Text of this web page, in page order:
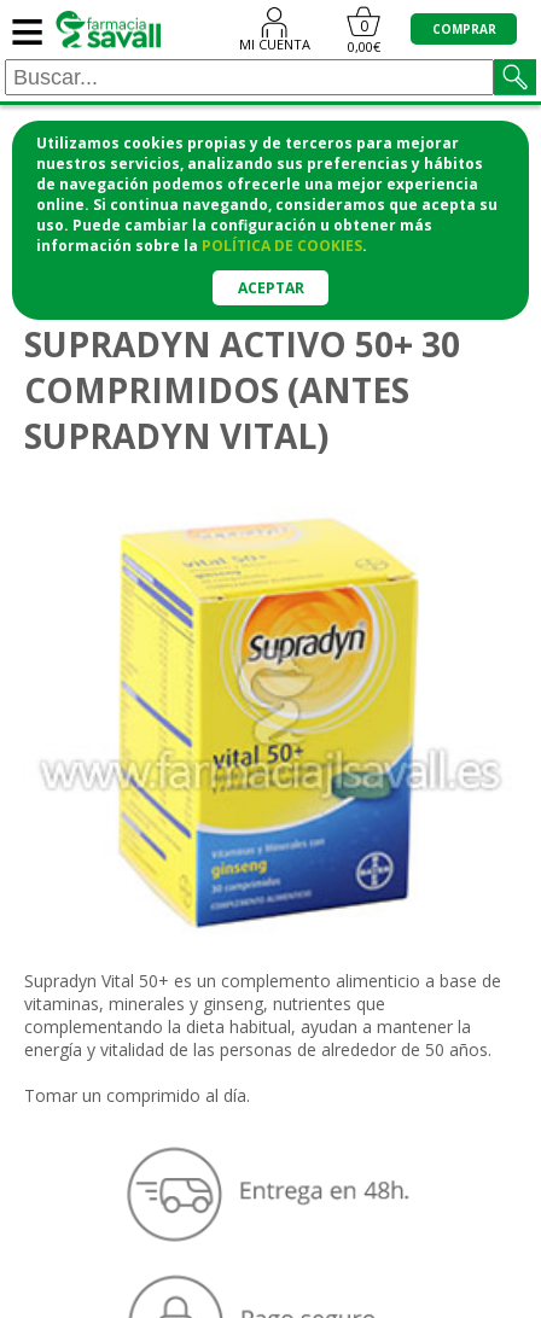
Utilizamos cookies propias y de terceros para mejorar
nuestros servicios, analizando sus preferencias y hábitos
de navegación podemos ofrecerle una mejor experiencia
online. Si continua navegando, consideramos que acepta su
uso. Puede cambiar la configuración u obtener más
información sobre la POLÍTICA DE COOKIES.
ACEPTAR
≡ MI CUENTA
0
0,00€
COMPRAR
¡COMPRA CÓMODAMENTE DESDE CASA Y RECOGE
EN LA FARMACIA!
o si lo prefieres te lo mandamos a casa
> Multivitamínicos
SUPRADYN ACTIVO 50+ 30
COMPRIMIDOS (ANTES
SUPRADYN VITAL)
Supradyn Vital 50+ es un complemento alimenticio a base de
vitaminas, minerales y ginseng, nutrientes que
complementando la dieta habitual, ayudan a mantener la
energía y vitalidad de las personas de alrededor de 50 años.
Tomar un comprimido al día.